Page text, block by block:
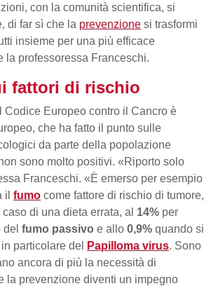
con la comunità scientifica, si
di far sì che la prevenzione si trasformi
insieme per una più efficace
la professoressa Franceschi.
fattori di rischio
Europeo contro il Cancro è
che ha fatto il punto sulle
da parte della popolazione
sono molto positivi. «Riporto solo
Franceschi. «È emerso per esempio
il fumo come fattore di rischio di tumore,
di una dieta errata, al 14% per
fumo passivo e allo 0,9% quando si
particolare del
Papilloma virus. Sono
ancora di più la necessità di
la prevenzione diventi un impegno